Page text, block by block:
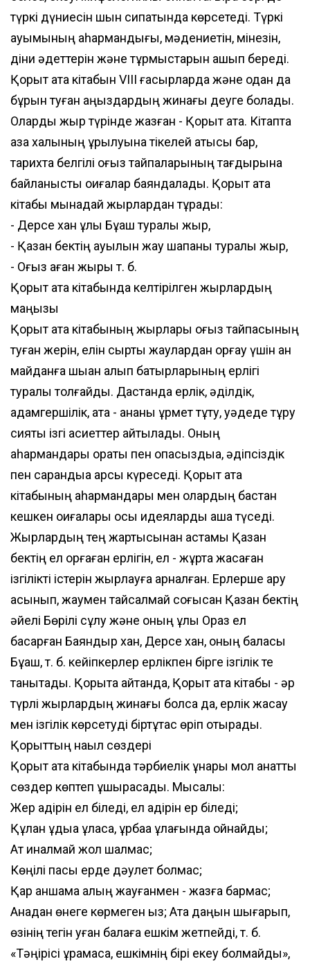
түркі дүниесін шын сипатында көрсетеді. Түркі
қауымының қаһармандығы, мәдениетін, мінезін,
діни әдеттерін және тұрмыстарын ашып береді.
Қорқыт ата кітабын VIII ғасырларда және одан да
бұрын туған аңыздардың жинағы деуге болады.
Оларды жыр түрінде жазған - Қорқыт ата. Кітапта
қазақ халқының құрылуына тікелей қатысы бар,
тарихта белгілі оғыз тайпаларының тағдырына
байланысты оқиғалар баяндалады. Қорқыт ата
кітабы мынадай жырлардан тұрады:
- Дерсе хан ұлы Бұқаш туралы жыр,
- Қазан бектің ауылын жау шапқаны туралы жыр,
- Оғыз қаған жыры т. б.
Қорқыт ата кітабында келтірілген жырлардың
маңызы
Қорқыт ата кітабының жырлары оғыз тайпасының
туған жерін, елін сыртқы жаулардан қорғау үшін қан
майданға шыққан алып батырларының ерлігі
туралы толғайды. Дастанда ерлік, әділдік,
адамгершілік, ата - ананы құрмет тұту, уәдеде тұру
сияқты ізгі қасиеттер айтылады. Оның
қаһармандары қорқақтық пен опасыздыққа, әдіпсіздік
пен сарандыққа қарсы күреседі. Қорқыт ата
кітабының қаһармандары мен олардың бастан
кешкен оқиғалары осы идеяларды аша түседі.
Жырлардың тең жартысынан астамы Қазан
бектің ел қорғаған ерлігін, ел - жұртқа жасаған
ізгілікті істерін жырлауға арналған. Ерлерше қару
асынып, жаумен тайсалмай соғысқан Қазан бектің
әйелі Бөрілі сұлу және оның ұлы Ораз ел
басқарған Баяндыр хан, Дерсе хан, оның баласы
Бұқаш, т. б. кейіпкерлер ерлікпен бірге ізгілік те
танытады. Қорыта айтқанда, Қорқыт ата кітабы - әр
түрлі жырлардың жинағы болса да, ерлік жасау
мен ізгілік көрсетуді біртұтас өріп отырады.
Қорқыттың нақыл сөздері
Қорқыт ата кітабында тәрбиелік құнары мол қанатты
сөздер көптеп ұшырасады. Мысалы:
Жер қадірін ел біледі, ел қадірін ер біледі;
Құлан құдыққа құласа, құрбақа құлағында ойнайды;
Ат қиналмай жол шалмас;
Көңілі пасық ерде дәулет болмас;
Қар қаншама қалың жауғанмен - жазға бармас;
Анадан өнеге көрмеген қыз; Ата даңқын шығарып,
өзінің тегін қуған балаға ешкім жетпейді, т. б.
«Тәңірісі құрамаса, ешкімнің бірі екеу болмайды»,